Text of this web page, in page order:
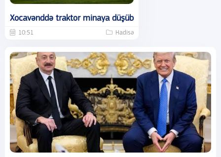
Xocavənddə traktor minaya düşüb
10:51 Hadisə